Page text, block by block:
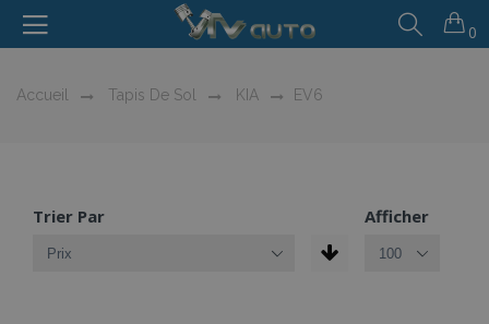
0
Accueil Tapis De Sol KIA EV6
Trier Par Afficher